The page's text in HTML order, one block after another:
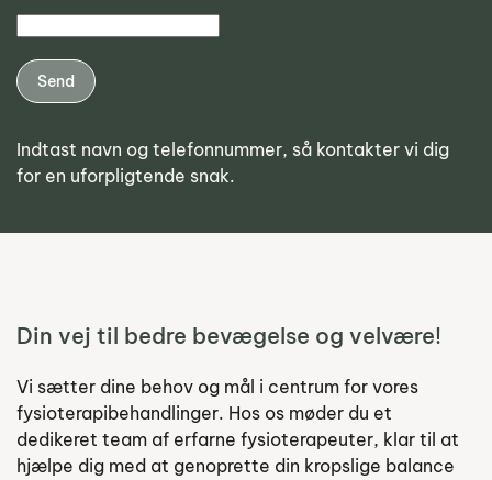
Send
Indtast navn og telefonnummer, så kontakter vi dig
for en uforpligtende snak.
Din vej til bedre bevægelse og velvære!
Vi sætter dine behov og mål i centrum for vores
fysioterapibehandlinger. Hos os møder du et
dedikeret team af erfarne fysioterapeuter, klar til at
hjælpe dig med at genoprette din kropslige balance
Personlig
træning